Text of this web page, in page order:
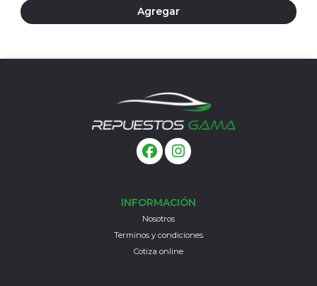
Agregar
INFORMACIÓN
Nosotros
Terminos y condiciones
Cotiza online